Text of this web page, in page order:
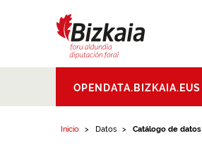
Aldundia.Diputacion
Foral de Bizkaia
OPENDATA.BIZKAIA.EUS
Inicio Datos Catálogo de datos